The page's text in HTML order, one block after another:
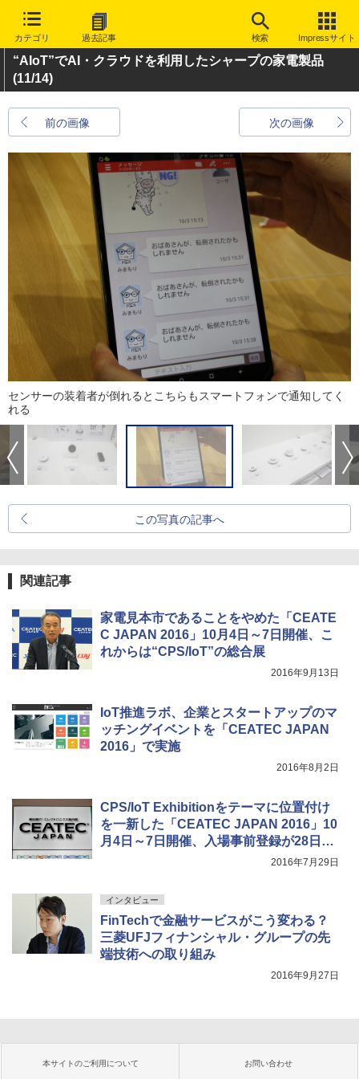
カテゴリ 過去記事 検索 Impressサイト
“AIoT”でAI・クラウドを利用したシャープの家電製品
(11/14)
前の画像 次の画像
センサーの装着者が倒れるとこちらもスマートフォンで通知してく
れる
この写真の記事へ
関連記事
家電見本市であることをやめた「CEATE
C JAPAN 2016」10月4日～7日開催、こ
れからは“CPS/IoT”の総合展
2016年9月13日
IoT推進ラボ、企業とスタートアップのマ
ッチングイベントを「CEATEC JAPAN
2016」で実施
2016年8月2日
CPS/IoT Exhibitionをテーマに位置付け
を一新した「CEATEC JAPAN 2016」10
月4日～7日開催、入場事前登録が28日開
2016年7月29日
インタビュー
FinTechで金融サービスがこう変わる？
三菱UFJフィナンシャル・グループの先
端技術への取り組み
2016年9月27日
本サイトのご利用について お問い合わせ